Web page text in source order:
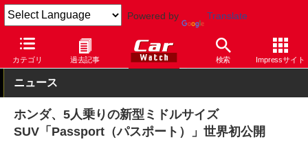
Powered by Translate
カテゴリ 過去記事 検索 Impressサイト
Car Watch 自動車 ホンダ その他
ニュース
ホンダ、5人乗りの新型ミドルサイズ
SUV「Passport（パスポート）」世界初公開